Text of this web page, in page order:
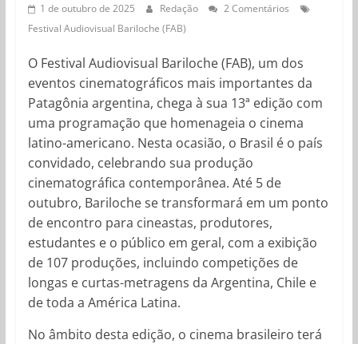
1 de outubro de 2025 Redação
2 Comentários
Festival Audiovisual Bariloche (FAB)
O Festival Audiovisual Bariloche (FAB), um dos
eventos cinematográficos mais importantes da
Patagônia argentina, chega à sua 13ª edição com
uma programação que homenageia o cinema
latino-americano. Nesta ocasião, o Brasil é o país
convidado, celebrando sua produção
cinematográfica contemporânea. Até 5 de
outubro, Bariloche se transformará em um ponto
de encontro para cineastas, produtores,
estudantes e o público em geral, com a exibição
de 107 produções, incluindo competições de
longas e curtas-metragens da Argentina, Chile e
de toda a América Latina.
No âmbito desta edição, o cinema brasileiro terá